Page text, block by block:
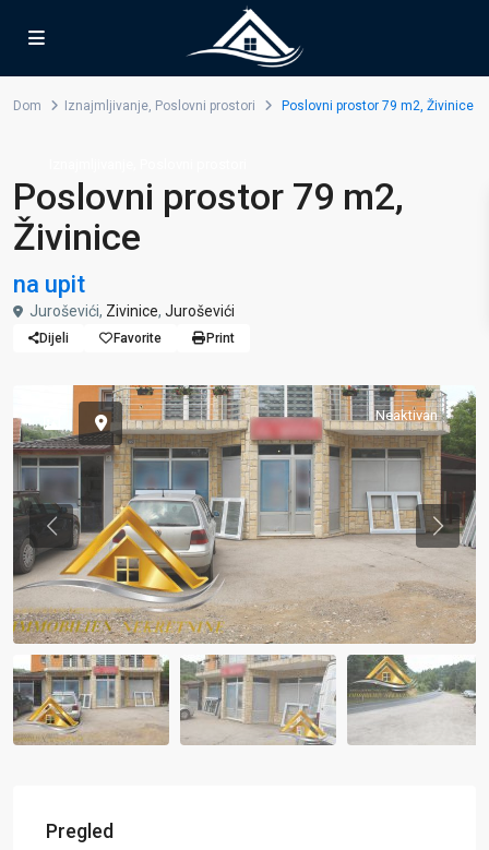
Dom Iznajmljivanje, Poslovni prostori Poslovni prostor 79 m2, Živinice
Poslovni prostor 79 m2,
Živinice
na upit
Juroševići, Zivinice, Juroševići
Dijeli Favorite Print
Neaktivan
Previous
Pregled